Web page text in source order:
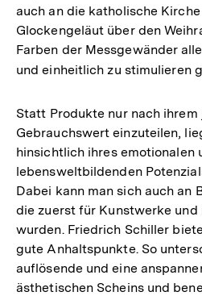
auch an die katholische
Glockengeläut über den
Farben der Messgewänder
und einheitlich zu stimulieren
Statt Produkte nur nach
Gebrauchswert einzuteilen,
hinsichtlich ihres emotionalen
lebensweltbildenden
Dabei kann man sich auch an
die zuerst für Kunstwerke
wurden. Friedrich Schiller
gute Anhaltspunkte. So
auflösende und eine
ästhetischen Scheins und